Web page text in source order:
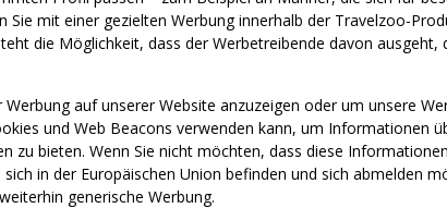
mit einer gezielten Werbung innerhalb der Travelzoo-
die Möglichkeit, dass der Werbetreibende davon ausgeht,
auf unserer Website anzuzeigen oder um unsere
und Web Beacons verwenden kann, um Informationen
zu bieten. Wenn Sie nicht möchten, dass diese
sich in der Europäischen Union befinden und sich abmelden
generische Werbung.